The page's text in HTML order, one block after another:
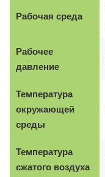
Рабочая среда
Рабочее
давление
Температура
окружающей
среды
Температура
сжатого воздуха